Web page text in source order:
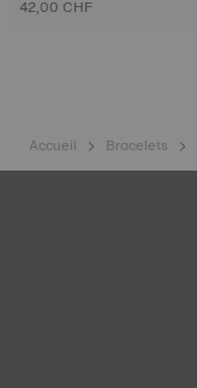
42,00 CHF
Accueil Bracelets